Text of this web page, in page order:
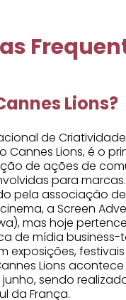
Lions?
de
Cannes Lions, é o
de ações de
para
pela associação
a Screen
mas hoje
de mídia business-
exposições,
Lions
sendo
da França.